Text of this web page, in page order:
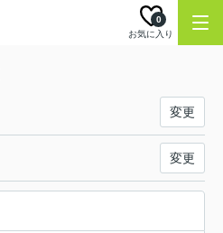
お気に入り
0
変更
変更